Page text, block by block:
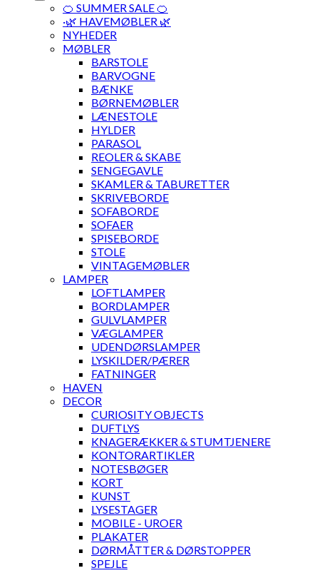
🍊 SUMMER SALE 🍊
·🌿 HAVEMØBLER 🌿
NYHEDER
MØBLER
BARSTOLE
BARVOGNE
BÆNKE
BØRNEMØBLER
LÆNESTOLE
HYLDER
PARASOL
REOLER & SKABE
SENGEGAVLE
SKAMLER & TABURETTER
SKRIVEBORDE
SOFABORDE
SOFAER
SPISEBORDE
STOLE
VINTAGEMØBLER
LAMPER
LOFTLAMPER
BORDLAMPER
GULVLAMPER
VÆGLAMPER
UDENDØRSLAMPER
LYSKILDER/PÆRER
FATNINGER
HAVEN
DECOR
CURIOSITY OBJECTS
DUFTLYS
KNAGERÆKKER & STUMTJENERE
KONTORARTIKLER
NOTESBØGER
KORT
KUNST
LYSESTAGER
MOBILE - UROER
PLAKATER
DØRMÅTTER & DØRSTOPPER
SPEJLE